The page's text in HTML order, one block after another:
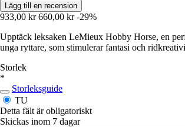
Lägg till en recension
933,00 kr 660,00 kr -29%
Upptäck leksaken LeMieux Hobby Horse, en
unga ryttare, som stimulerar fantasi och
Storlek
*
Storleksguide
TU
Detta fält är obligatoriskt
Skickas inom 7 dagar